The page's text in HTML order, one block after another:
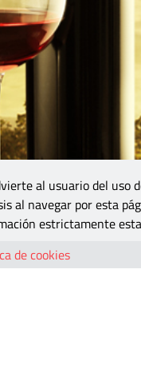
al usuario del uso
al navegar por esta
estrictamente
de cookies